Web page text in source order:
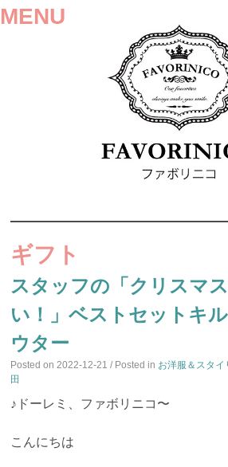
MENU
TO
CONTENT
ギフト
スタッフの「クリスマ
い！」ベストセットキ
ウター
Posted on2022-12-21 / Posted in お洋服＆スタイ
田
♪ドーレミ、ファボリニコ〜
こんにちは